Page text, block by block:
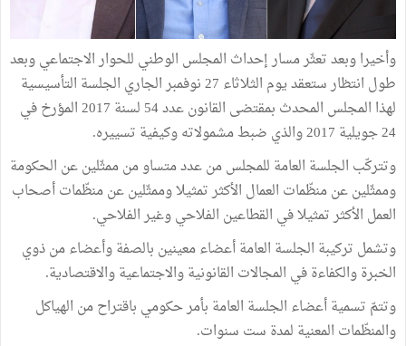
وأخيرا وبعد تعثّر مسار إحداث المجلس الوطني للحوار الاجتماعي وبعد
طول انتظار ستعقد يوم الثلاثاء 27 نوفمبر الجاري الجلسة التأسيسية
لهذا المجلس المحدث بمقتضى القانون عدد 54 لسنة 2017 المؤرخ في
24 جويلية 2017 والذي ضبط مشمولاته وكيفية تسييره.
وتتركّب الجلسة العامة للمجلس من عدد متساو من ممثّلين عن الحكومة
وممثّلين عن منظّمات العمال الأكثر تمثيلا وممثّلين عن منظّمات أصحاب
العمل الأكثر تمثيلا في القطاعين الفلاحي وغير الفلاحي.
وتشمل تركيبة الجلسة العامة أعضاء معينين بالصفة وأعضاء من ذوي
الخبرة والكفاءة في المجالات القانونية والاجتماعية والاقتصادية.
وتتمّ تسمية أعضاء الجلسة العامة بأمر حكومي باقتراح من الهياكل
والمنظّمات المعنية لمدة ست سنوات.